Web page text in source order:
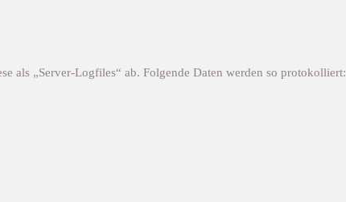
als „Server-Logfiles“ ab. Folgende Daten werden so protokolliert: